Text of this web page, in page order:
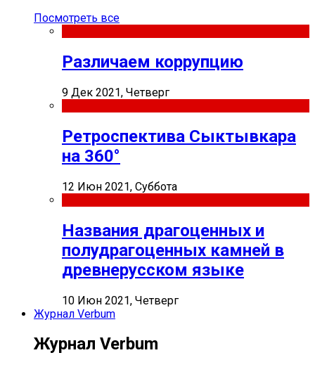
Посмотреть все
Различаем коррупцию
9 Дек 2021, Четверг
Ретроспектива Сыктывкара
на 360°
12 Июн 2021, Суббота
Названия драгоценных и
полудрагоценных камней в
древнерусском языке
10 Июн 2021, Четверг
Журнал Verbum
Журнал Verbum